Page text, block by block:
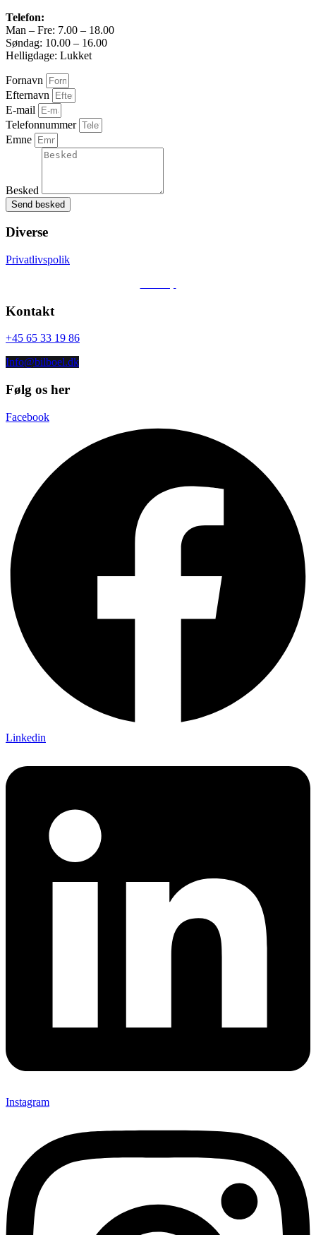
Leasing type
Førstegangsydelse
DKK 0
Totalpris i løbetiden
DKK 0
Telefon:
Man – Fre: 7.00 – 18.00
Søndag: 10.00 – 16.00
Helligdage: Lukket
Fornavn
Efternavn
E-mail
Telefonnummer
Emne
Besked
Send besked
Diverse
Privatlivspolik
Kontakt
+45 65 33 19 86
Info@bilboel.dk
Følg os her
Facebook
Linkedin
Instagram